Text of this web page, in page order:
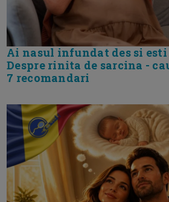
Ai nasul infundat des si
Despre rinita de sarcina -
7 recomandari